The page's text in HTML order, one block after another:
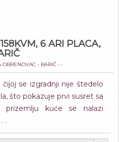
6 ARI PLACA,
OBRENOVAC • BARIČ • -
se izgradnji nije štedelo
što pokazuje prvi susret sa
kuće se nalazi
.